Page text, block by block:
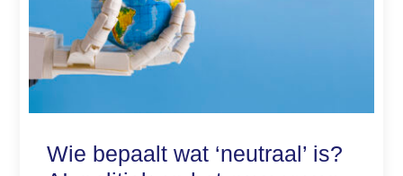
Wie bepaalt wat ‘neutraal’ is?